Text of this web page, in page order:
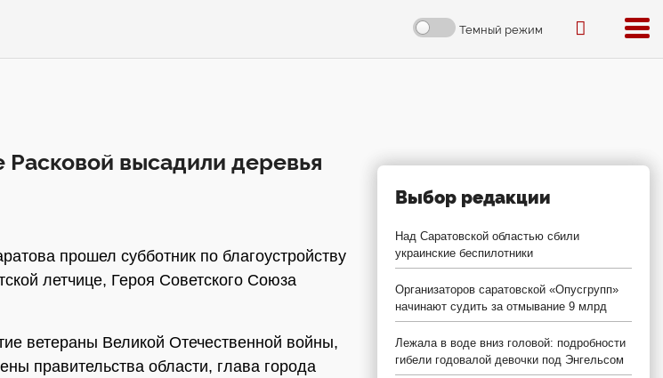
Темный режим
высадили деревья
прошел субботник по благоустройству
летчице, Героя Советского Союза
ветераны Великой Отечественной войны,
правительства области, глава города
Выбор редакции
Над Саратовской областью сбили
украинские беспилотники
Организаторов саратовской «Опусгрупп»
начинают судить за отмывание 9 млрд
Лежала в воде вниз головой: подробности
гибели годовалой девочки под Энгельсом